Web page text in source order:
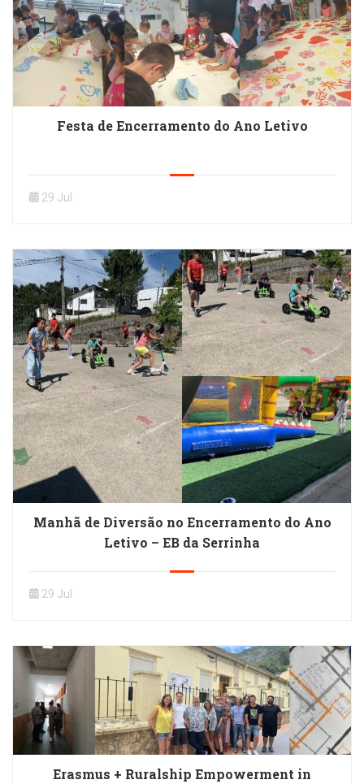
Festa de Encerramento do Ano Letivo
29 Jul
Manhã de Diversão no Encerramento do Ano
Letivo – EB da Serrinha
29 Jul
Erasmus + Ruralship Empowerment in